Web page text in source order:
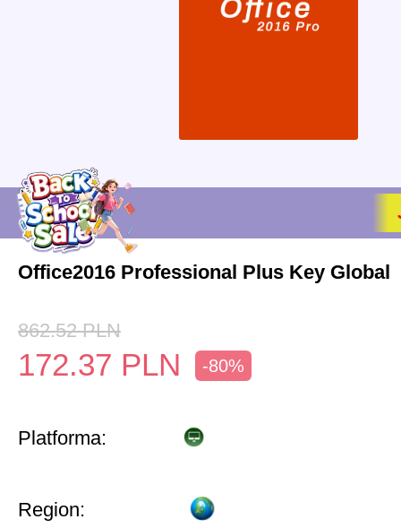
Office2016 Professional Plus Key Global
862.52 PLN
172.37 PLN -80%
Platforma:
Region: